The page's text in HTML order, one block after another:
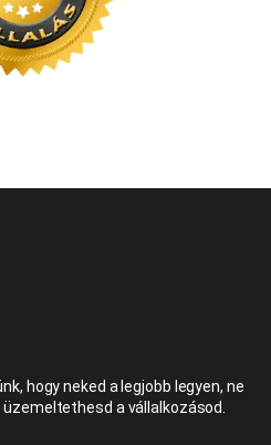
hogy neked a legjobb legyen, ne
a vállalkozásod.